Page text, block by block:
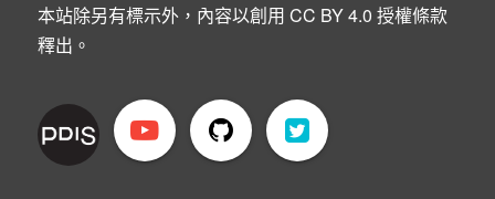
本站除另有標示外，內容以創用 CC BY 4.0 授權條款
釋出。